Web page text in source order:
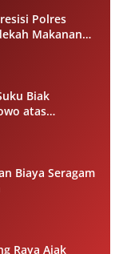
Polres
Makanan
Biak
atas
Boswesen
Biaya Seragam
Raya Ajak